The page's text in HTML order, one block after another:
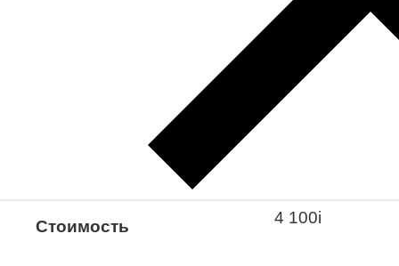
Закажите понравившуюся модель
в ближайший салон “Оптик-Экспресс”.
*Доступно для Республики
Стоимость 4 100i